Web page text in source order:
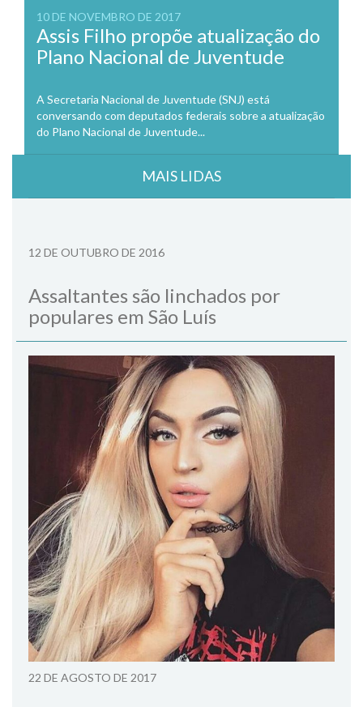
10 DE NOVEMBRO DE 2017
Assis Filho propõe atualização do
Plano Nacional de Juventude
A Secretaria Nacional de Juventude (SNJ) está
conversando com deputados federais sobre a atualização
do Plano Nacional de Juventude...
MAIS LIDAS
12 DE OUTUBRO DE 2016
Assaltantes são linchados por
populares em São Luís
22 DE AGOSTO DE 2017